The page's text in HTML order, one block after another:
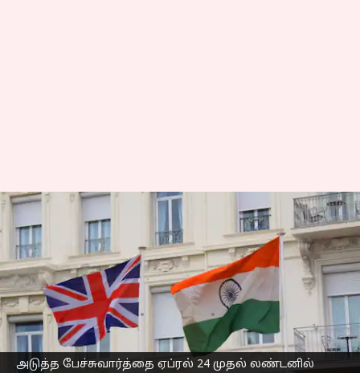
அடுத்த பேச்சுவார்த்தை ஏப்ரல் 24 முதல் லண்டனில்
பிரிட்டன் உடனான
வர்த்தகப் பேச்சுவார்த்தை
நிறுத்தப்படவில்லை:
இந்திய அதிகாரிகள் பதில்
எழுதியவர் Sindhuja SM Apr 10, 2023 03:58 pm
செய்தி முன்னோட்டம்